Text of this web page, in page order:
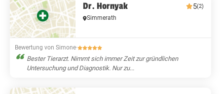
Dr. Hornyak 5(2)
Simmerath
Bewertung von Simone·
Bester Tierarzt. Nimmt sich immer Zeit zur gründlichen
Untersuchung und Diagnostik. Nur zu...